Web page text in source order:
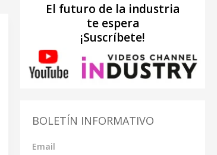
El futuro de la industria
te espera
¡Suscríbete!
BOLETÍN INFORMATIVO
Email